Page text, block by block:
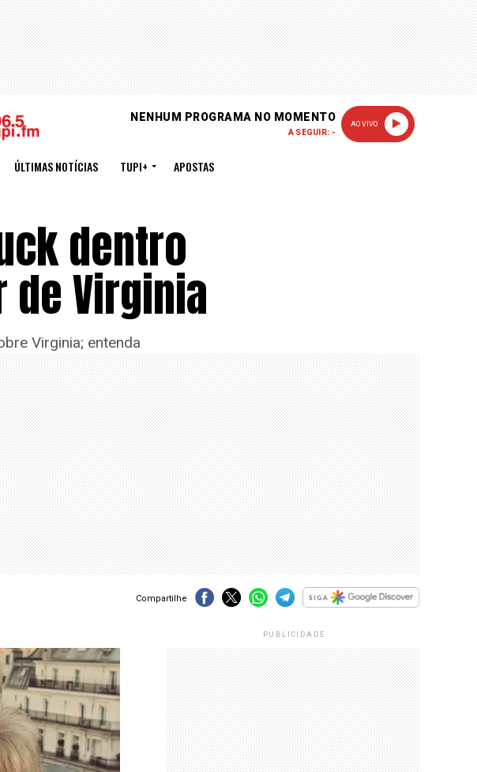
NENHUM PROGRAMA NO MOMENTO
A SEGUIR: -
AO VIVO
ÚLTIMAS NOTÍCIAS TUPI+ APOSTAS
dentro
Virginia
Virginia; entenda
Compartilhe
PUBLICIDADE